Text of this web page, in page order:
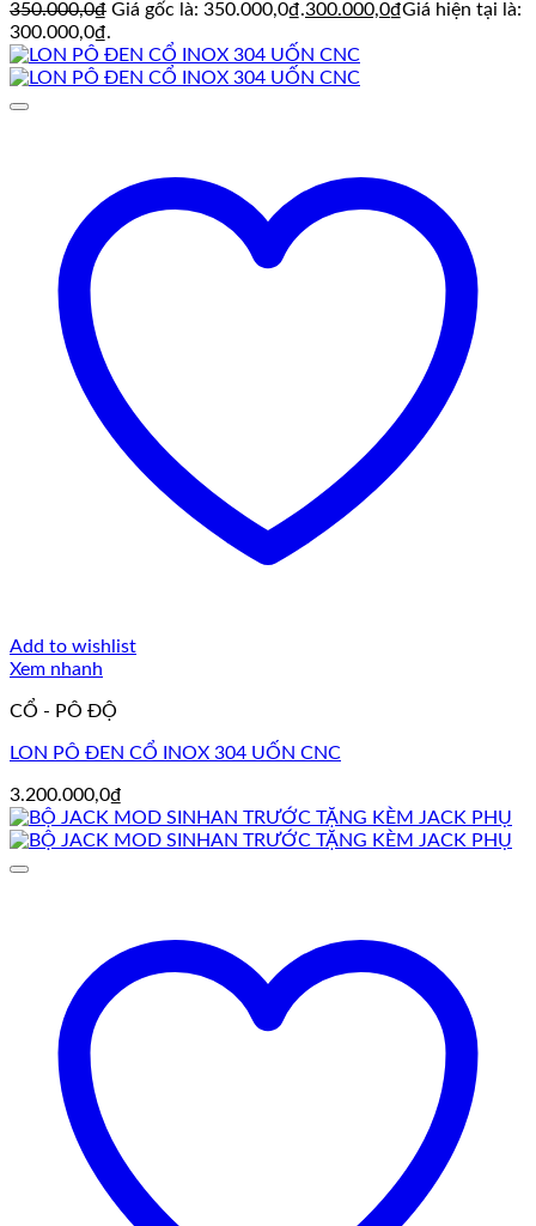
350.000,0₫ Giá gốc là: 350.000,0₫.300.000,0₫Giá hiện tại là:
300.000,0₫.
Add to wishlist
Xem nhanh
CỔ - PÔ ĐỘ
LON PÔ ĐEN CỔ INOX 304 UỐN CNC
3.200.000,0₫